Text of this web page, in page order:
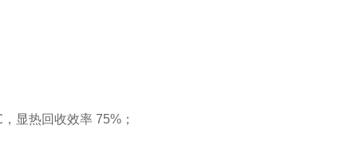
显热回收效率 75%；